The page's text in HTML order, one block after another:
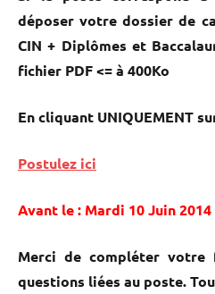
déposer votre dossier de
CIN + Diplômes et
fichier PDF <= à 400Ko
En cliquant UNIQUEMENT
Postulez ici
Avant le : Mardi 10 Juin
Merci de compléter votre
questions liées au poste.